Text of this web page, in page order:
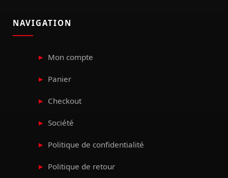
NAVIGATION
Mon compte
Panier
Checkout
Société
Politique de confidentialité
Politique de retour